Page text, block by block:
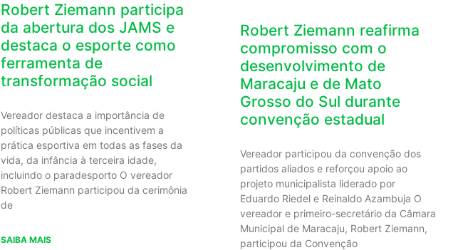
Robert Ziemann participa
da abertura dos JAMS e
destaca o esporte como
ferramenta de
transformação social
Vereador destaca a importância de
políticas públicas que incentivem a
prática esportiva em todas as fases da
vida, da infância à terceira idade,
incluindo o paradesporto O vereador
Robert Ziemann participou da cerimônia
de
SAIBA MAIS
Robert Ziemann reafirma
compromisso com o
desenvolvimento de
Maracaju e de Mato
Grosso do Sul durante
convenção estadual
Vereador participou da convenção dos
partidos aliados e reforçou apoio ao
projeto municipalista liderado por
Eduardo Riedel e Reinaldo Azambuja O
vereador e primeiro-secretário da Câmara
Municipal de Maracaju, Robert Ziemann,
participou da Convenção